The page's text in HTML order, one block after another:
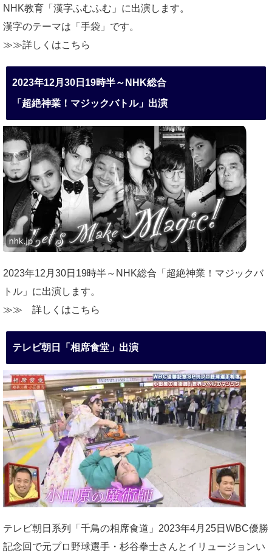
NHK教育「漢字ふむふむ」に出演します。
漢字のテーマは「手袋」です。
≫≫詳しくはこちら
2023年12月30日19時半～NHK総合
「超絶神業！マジックバトル」出演
2023年12月30日19時半～NHK総合「超絶神業！マジックバ
トル」に出演します。
≫≫ 詳しくはこちら
テレビ朝日「相席食堂」出演
テレビ朝日系列「千鳥の相席食道」2023年4月25日WBC優勝
記念回で元プロ野球選手・杉谷拳士さんとイリュージョンい